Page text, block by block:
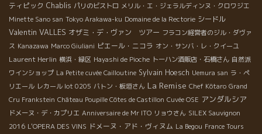
ティピック Chablis パリのビストロ メリル・エ・ジェラルディンヌ・クロワジエ
Minette Sano san Tokyo Arakawa-ku Domaine de la Rectorie シードル
Valentin VALLES オザミ・デ・ヴァン ツアー フラコン経営者のジル・ダヴァ
ス Kanazawa Marco Giuliani ピエール・ニコラ オン・サンバ・レ・クイーユ
Laurent Herlin 横浜・緑区 Hayashi de Pioche トーハン酒販店・石橋さん 自然派
ワインショップ La Petite cuvée Cailloutine Sylvain Hoesch Uemura san ラ・ペ
リエール レカール lot 0205 バトン・板垣さん La Remise Chef Kôtaro Grand
Cru Frankstein Château Poupille Côtes de Castillon Cuvée OSE アンダルシア
ドメーヌ・デ・カプリエ Anniversaire de Mr ITO リョウさん SILEX Sauvignon
2016 L'OPERA DES VINS ドメーヌ・アド・ヴィヌム La Begou France Tours